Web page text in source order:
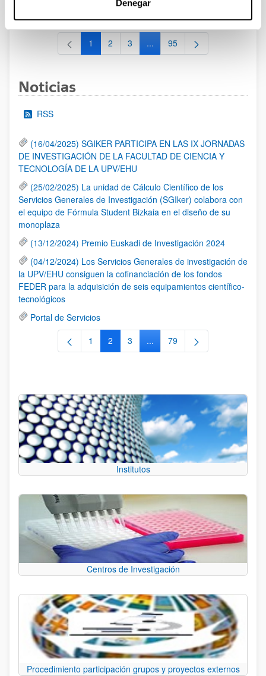
Denegar
al 30/07/2026 (ambos incluídos)
Página
1 Página
2 Página
3 ...Páginas intermedias Use TAB
Página
95
Noticias
RSS
(16/04/2025) SGIKER PARTICIPA EN LAS IX JORNADAS
DE INVESTIGACIÓN DE LA FACULTAD DE CIENCIA Y
TECNOLOGÍA DE LA UPV/EHU
(25/02/2025) La unidad de Cálculo Científico de los
Servicios Generales de Investigación (SGIker) colabora con
el equipo de Fórmula Student Bizkaia en el diseño de su
monoplaza
(13/12/2024) Premio Euskadi de Investigación 2024
(04/12/2024) Los Servicios Generales de investigación de
la UPV/EHU consiguen la cofinanciación de los fondos
FEDER para la adquisición de seis equipamientos científico-
tecnológicos
Portal de Servicios
Página
1 Página
2 Página
3 ...Páginas intermedias Use TAB
Página
79
Institutos
Centros de Investigación
Procedimiento participación grupos y proyectos externos